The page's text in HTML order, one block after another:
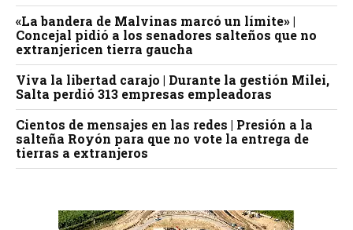
«La bandera de Malvinas marcó un límite» |
Concejal pidió a los senadores salteños que no
extranjericen tierra gaucha
Viva la libertad carajo | Durante la gestión Milei,
Salta perdió 313 empresas empleadoras
Cientos de mensajes en las redes | Presión a la
salteña Royón para que no vote la entrega de
tierras a extranjeros